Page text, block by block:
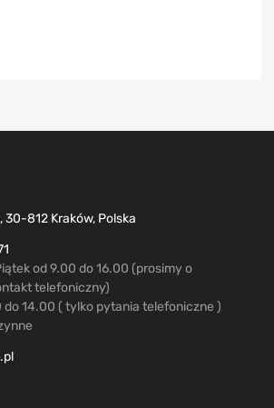
30-812 Kraków, Polska
od 9.00 do 16.00 (prosimy o
telefoniczny)
do 14.00 ( tylko pytania telefoniczne )